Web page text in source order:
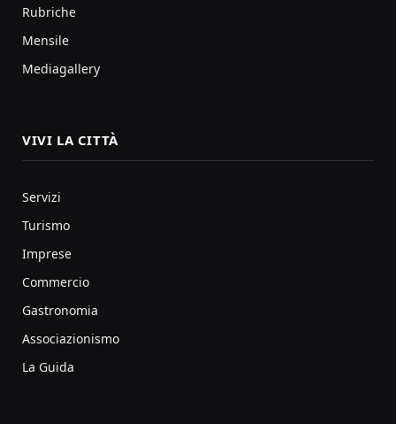
Rubriche
Mensile
Mediagallery
VIVI LA CITTÀ
Servizi
Turismo
Imprese
Commercio
Gastronomia
Associazionismo
La Guida